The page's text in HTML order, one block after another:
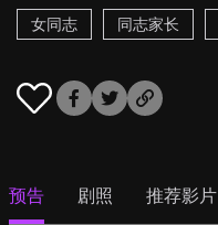
女同志
同志家长
预告 剧照 推荐影片